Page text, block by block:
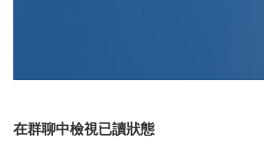
在群聊中檢視已讀狀態